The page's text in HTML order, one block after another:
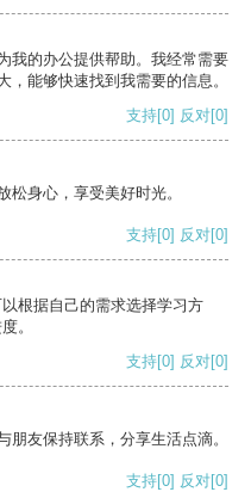
我的办公提供帮助。我经常需要
能够快速找到我需要的信息。
支持[0] 反对[0]
松身心，享受美好时光。
支持[0] 反对[0]
根据自己的需求选择学习方
。
支持[0] 反对[0]
友保持联系，分享生活点滴。
支持[0] 反对[0]